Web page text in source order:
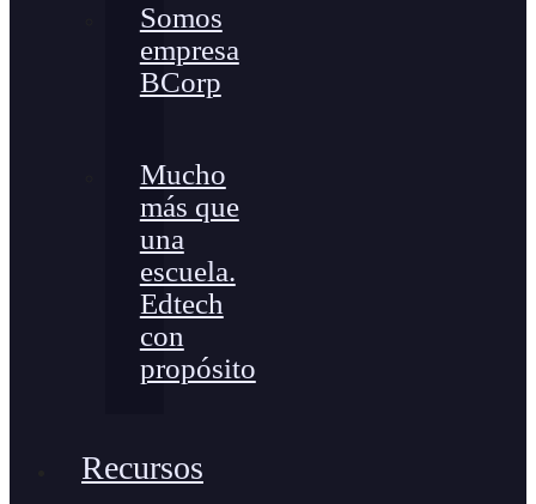
Somos
empresa
BCorp
Mucho
más que
una
escuela.
Edtech
con
propósito
Recursos